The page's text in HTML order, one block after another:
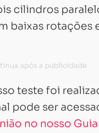
cilindros
baixas
teste foi
pode ser
no nosso